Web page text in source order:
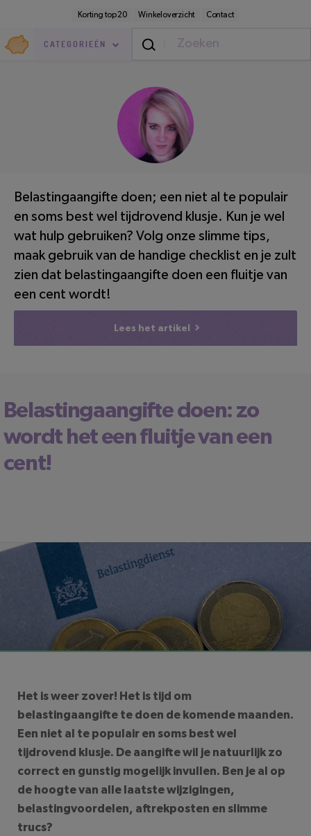
inhoud
Korting top 20 Winkeloverzicht Contact
Goedkoop.nl
CATEGORIEËN
Geldzaken Betalen
Belastingaangifte doen; een niet al te populair
en soms best wel tijdrovend klusje. Kun je wel
wat hulp gebruiken? Volg onze slimme tips,
maak gebruik van de handige checklist en je zult
zien dat belastingaangifte doen een fluitje van
een cent wordt!
Lees het artikel
Belastingaangifte doen: zo
wordt het een fluitje van een
cent!
LEESTIJD: 4 MINUTEN We raden je aan UnitedConsumers te bekijken
Het is weer zover! Het is tijd om
belastingaangifte te doen de komende maanden.
Een niet al te populair en soms best wel
tijdrovend klusje. De aangifte wil je natuurlijk zo
correct en gunstig mogelijk invullen. Ben je al op
de hoogte van alle laatste wijzigingen,
belastingvoordelen, aftrekposten en slimme
trucs?